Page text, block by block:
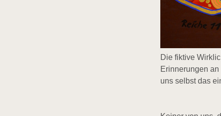
Die fiktive
Erinnerungen
uns selbst das